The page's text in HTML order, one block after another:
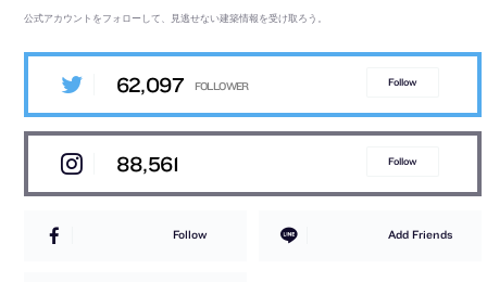
公式アカウントをフォローして、見逃せない建築情報を受け取ろう。
62,097 Follow
88,561 Follow
Follow Add Friends